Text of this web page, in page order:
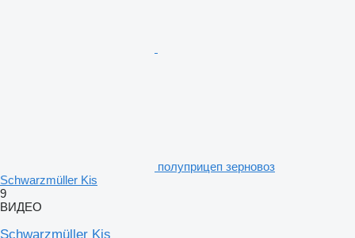
полуприцеп зерновоз
Schwarzmüller Kis
9
ВИДЕО
Schwarzmüller Kis